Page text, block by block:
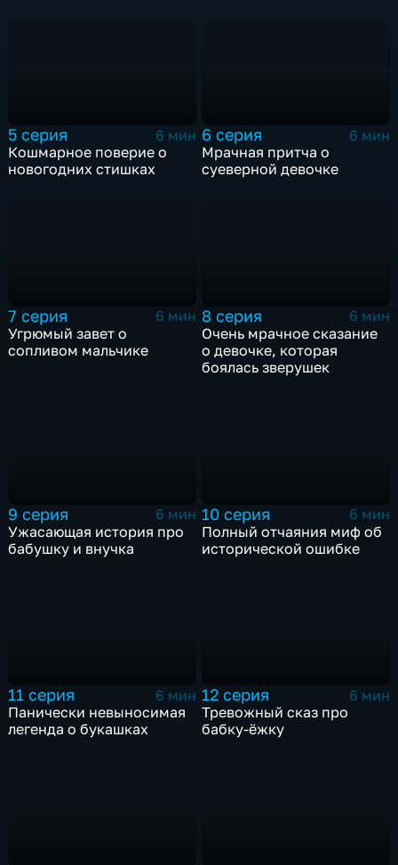
5 серия
6 мин
Кошмарное поверие о
новогодних стишках
6 серия
6 мин
Мрачная притча о
суеверной девочке
7 серия
6 мин
Угрюмый завет о
сопливом мальчике
8 серия
6 мин
Очень мрачное сказание
о девочке, которая
боялась зверушек
9 серия
6 мин
Ужасающая история про
бабушку и внучка
10 серия
6 мин
Полный отчаяния миф об
исторической ошибке
11 серия
6 мин
Панически невыносимая
легенда о букашках
12 серия
6 мин
Тревожный сказ про
бабку-ёжку